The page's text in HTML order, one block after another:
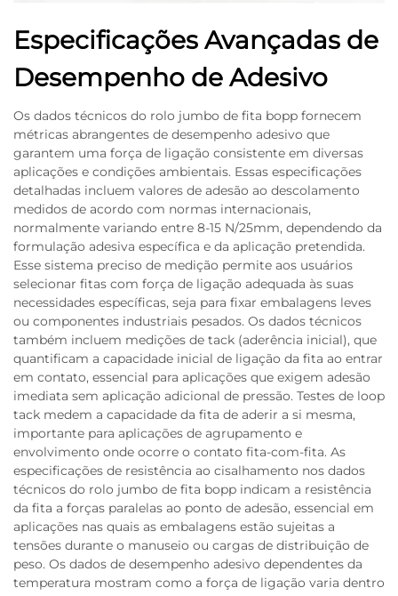
Especificações Avançadas de
Desempenho de Adesivo
Os dados técnicos do rolo jumbo de fita bopp fornecem
métricas abrangentes de desempenho adesivo que
garantem uma força de ligação consistente em diversas
aplicações e condições ambientais. Essas especificações
detalhadas incluem valores de adesão ao descolamento
medidos de acordo com normas internacionais,
normalmente variando entre 8-15 N/25mm, dependendo da
formulação adesiva específica e da aplicação pretendida.
Esse sistema preciso de medição permite aos usuários
selecionar fitas com força de ligação adequada às suas
necessidades específicas, seja para fixar embalagens leves
ou componentes industriais pesados. Os dados técnicos
também incluem medições de tack (aderência inicial), que
quantificam a capacidade inicial de ligação da fita ao entrar
em contato, essencial para aplicações que exigem adesão
imediata sem aplicação adicional de pressão. Testes de loop
tack medem a capacidade da fita de aderir a si mesma,
importante para aplicações de agrupamento e
envolvimento onde ocorre o contato fita-com-fita. As
especificações de resistência ao cisalhamento nos dados
técnicos do rolo jumbo de fita bopp indicam a resistência
da fita a forças paralelas ao ponto de adesão, essencial em
aplicações nas quais as embalagens estão sujeitas a
tensões durante o manuseio ou cargas de distribuição de
peso. Os dados de desempenho adesivo dependentes da
temperatura mostram como a força de ligação varia dentro